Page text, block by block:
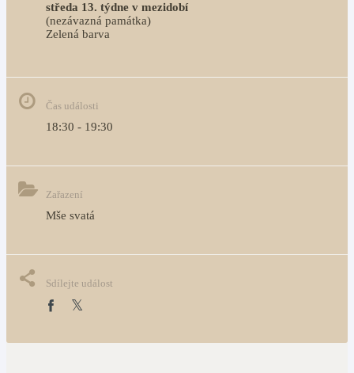
středa 13. týdne v mezidobí
(nezávazná památka)
Zelená barva
Čas události
18:30 - 19:30
Zařazení
Mše svatá
Sdílejte událost